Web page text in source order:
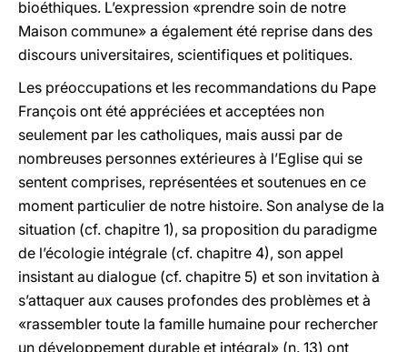
bioéthiques. L’expression «prendre soin de notre
Maison commune» a également été reprise dans des
discours universitaires, scientifiques et politiques.
Les préoccupations et les recommandations du Pape
François ont été appréciées et acceptées non
seulement par les catholiques, mais aussi par de
nombreuses personnes extérieures à l’Eglise qui se
sentent comprises, représentées et soutenues en ce
moment particulier de notre histoire. Son analyse de la
situation (cf. chapitre 1), sa proposition du paradigme
de l’écologie intégrale (cf. chapitre 4), son appel
insistant au dialogue (cf. chapitre 5) et son invitation à
s’attaquer aux causes profondes des problèmes et à
«rassembler toute la famille humaine pour rechercher
un développement durable et intégral» (n. 13) ont